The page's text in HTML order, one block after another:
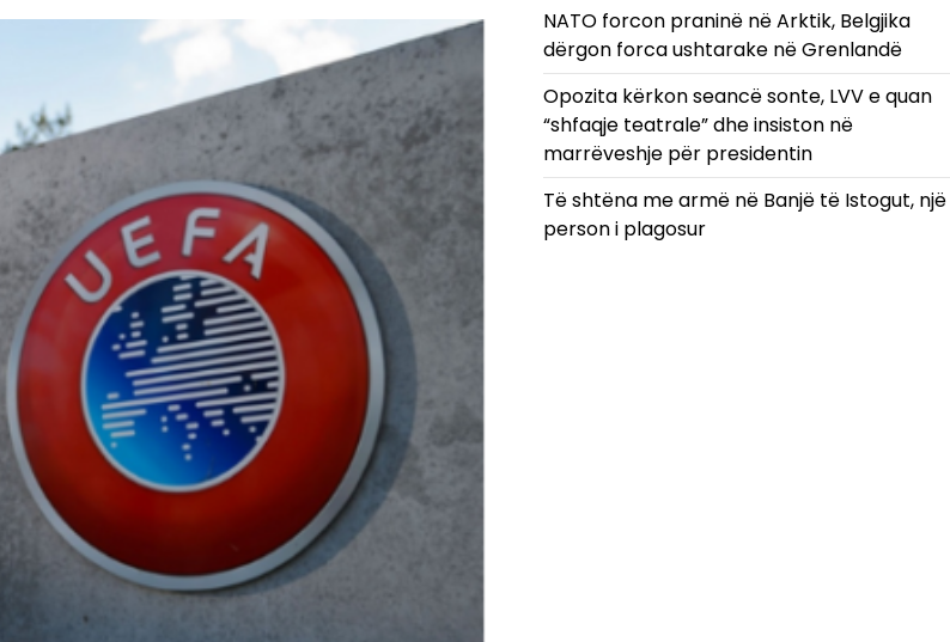
NATO forcon praninë në Arktik, Belgjika
dërgon forca ushtarake në Grenlandë
Opozita kërkon seancë sonte, LVV e quan
“shfaqje teatrale” dhe insiston në
marrëveshje për presidentin
Të shtëna me armë në Banjë të Istogut, një
person i plagosur